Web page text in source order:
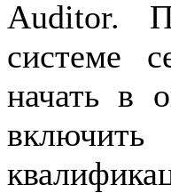
Auditor.
системе
начать в